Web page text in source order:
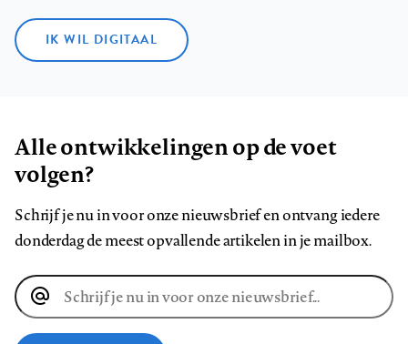
IK WIL DIGITAAL
Alle ontwikkelingen op de voet
volgen?
Schrijf je nu in voor onze nieuwsbrief en ontvang iedere
donderdag de meest opvallende artikelen in je mailbox.
E-
mailadres